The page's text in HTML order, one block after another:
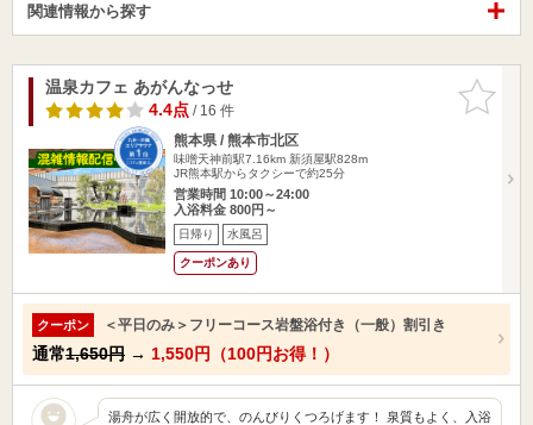
関連情報から探す
お気に入
りに追加
温泉カフェ あがんなっせ
4.4点/ 16 件
熊本県 / 熊本市北区
味噌天神前駅7.16km 新須屋駅828m
JR熊本駅からタクシーで約25分
営業時間 10:00～24:00
入浴料金 800円～
日帰り 水風呂
クーポンあり
クーポン ＜平日のみ＞フリーコース岩盤浴付き（一般）割引き
通常1,650円 → 1,550円（100円お得！）
湯舟が広く開放的で、のんびりくつろげます！ 泉質もよく、入浴